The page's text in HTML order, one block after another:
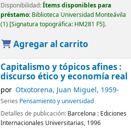
Disponibilidad:Ítems disponibles para
préstamo: Biblioteca Universidad Monteávila
(1) Signatura topográfica: HM281 F5 .
Agregar al carrito
Capitalismo y tópicos afines :
discurso ético y economía real
por Otxotorena, Juan Miguel, 1959-
Series Pensamiento y universidad
Detalles de publicación: Barcelona : Ediciones
Internacionales Universitarias, 1996